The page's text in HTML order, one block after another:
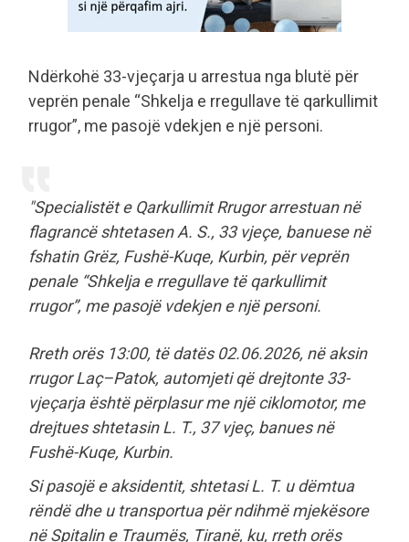
Ndërkohë 33-vjeçarja u arrestua nga blutë për
veprën penale “Shkelja e rregullave të qarkullimit
rrugor”, me pasojë vdekjen e një personi.
"Specialistët e Qarkullimit Rrugor arrestuan në
flagrancë shtetasen A. S., 33 vjeçe, banuese në
fshatin Grëz, Fushë-Kuqe, Kurbin, për veprën
penale “Shkelja e rregullave të qarkullimit
rrugor”, me pasojë vdekjen e një personi.
Rreth orës 13:00, të datës 02.06.2026, në aksin
rrugor Laç–Patok, automjeti që drejtonte 33-
vjeçarja është përplasur me një ciklomotor, me
drejtues shtetasin L. T., 37 vjeç, banues në
Fushë-Kuqe, Kurbin.
Si pasojë e aksidentit, shtetasi L. T. u dëmtua
rëndë dhe u transportua për ndihmë mjekësore
në Spitalin e Traumës, Tiranë, ku, rreth orës